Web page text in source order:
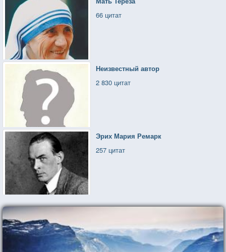
66 цитат
Неизвестный автор
2 830 цитат
Эрих Мария Ремарк
257 цитат